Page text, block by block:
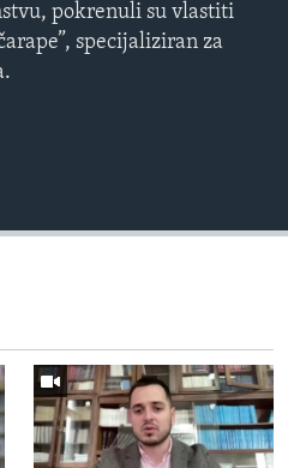
pokrenuli su vlastiti
specijaliziran za